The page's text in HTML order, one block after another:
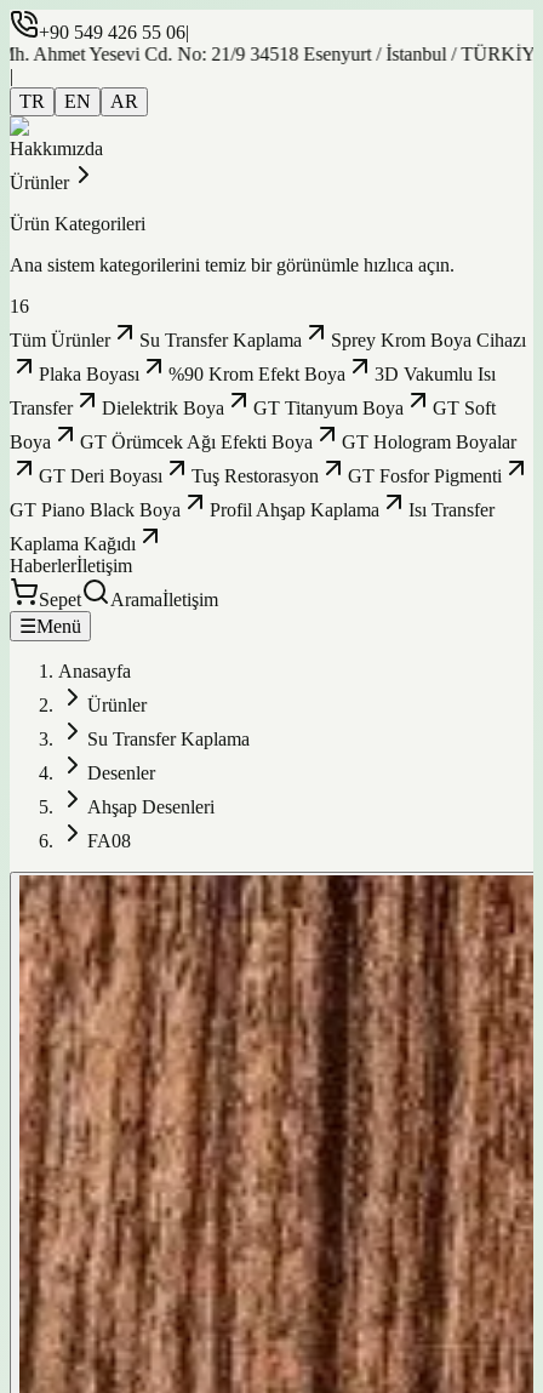
+90 549 426 55 06|
Yesevi Cd. No: 21/9 34518 Esenyurt / İstanbul / TÜRKİYE
|
TR
EN AR
Hakkımızda
Ürünler
Ürün Kategorileri
Ana sistem kategorilerini temiz bir görünümle hızlıca açın.
16
Tüm Ürünler
Su Transfer Kaplama
Sprey Krom Boya Cihazı
Plaka Boyası
%90 Krom Efekt Boya
3D Vakumlu Isı
Transfer
Dielektrik Boya GT Titanyum Boya
GT Soft
Boya
GT Örümcek Ağı Efekti Boya
GT Hologram Boyalar
GT Deri Boyası
Tuş Restorasyon
GT Fosfor Pigmenti
GT Piano Black Boya
Profil Ahşap Kaplama
Isı Transfer
Kaplama Kağıdı
Haberlerİletişim
Sepet
Aramaİletişim
☰Menü
Anasayfa
Ürünler
Su Transfer Kaplama
Desenler
Ahşap Desenleri
FA08